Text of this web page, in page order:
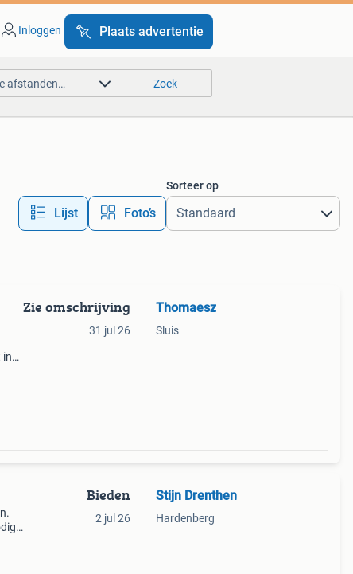
Inloggen Plaats advertentie
afstanden… Zoek
Lijst Foto’s
Sorteer op
in
Zie omschrijving
31 jul 26
Thomaesz
Sluis
Bieden
2 jul 26
Stijn Drenthen
Hardenberg